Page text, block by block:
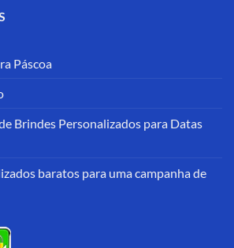
Páscoa
Brindes Personalizados para Datas
baratos para uma campanha de